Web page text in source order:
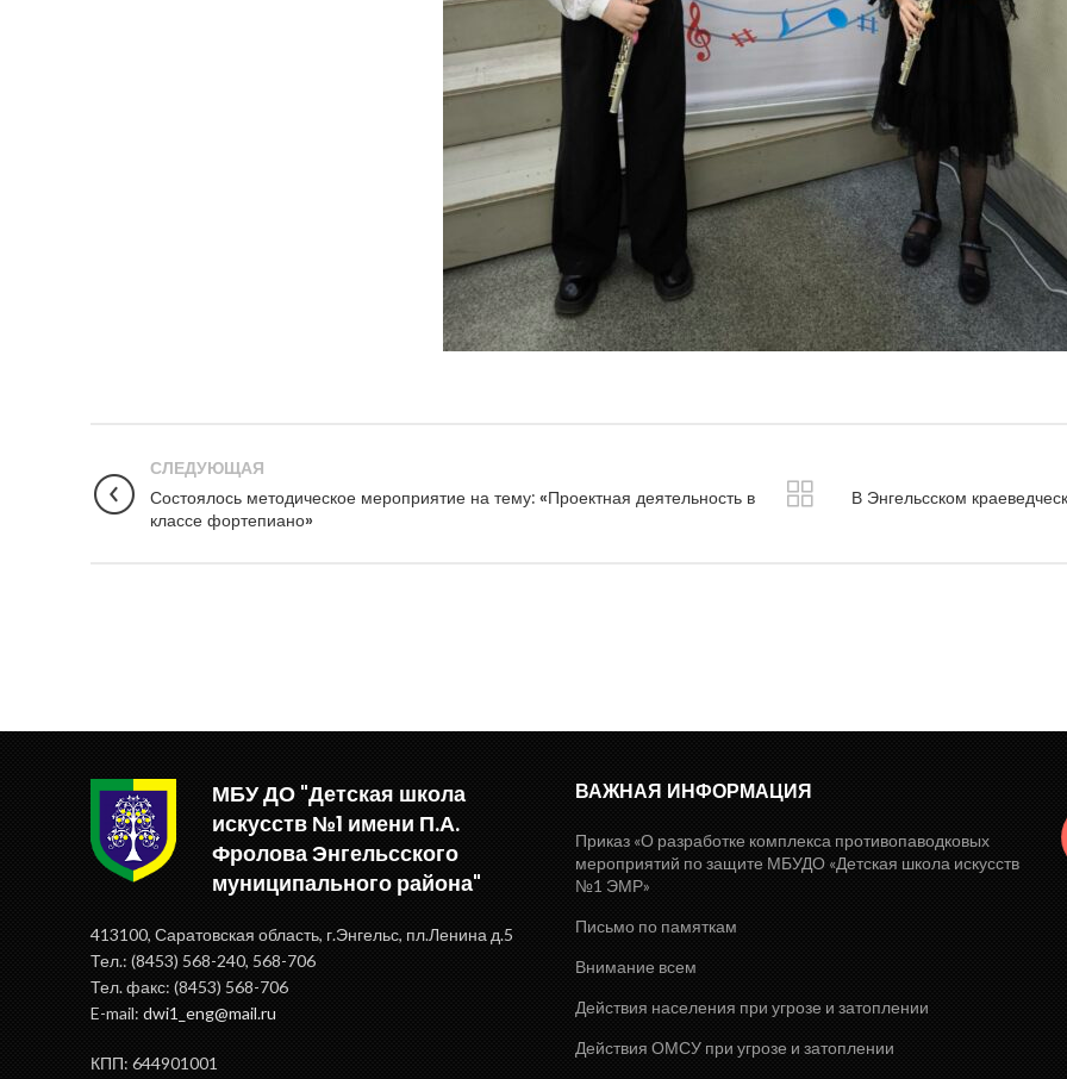
СЛЕДУЮЩАЯ
Состоялось методическое мероприятие на тему: «Проектная деятельность в
классе фортепиано»
В Энгельсском
МБУ ДО "Детская школа
искусств №1 имени П.А.
Фролова Энгельсского
муниципального района"
413100, Саратовская область, г.Энгельс, пл.Ленина д.5
Тел.: (8453) 568-240, 568-706
Тел. факс: (8453) 568-706
E-mail: dwi1_eng@mail.ru
КПП: 644901001
ВАЖНАЯ ИНФОРМАЦИЯ
Приказ «О разработке комплекса противопаводковых
мероприятий по защите МБУДО «Детская школа искусств
№1 ЭМР»
Письмо по памяткам
Внимание всем
Действия населения при угрозе и затоплении
Действия ОМСУ при угрозе и затоплении